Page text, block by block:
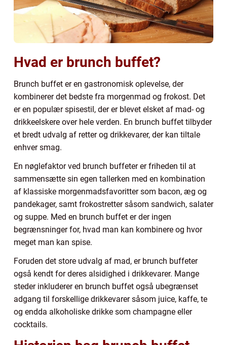
Hvad er brunch buffet?
Brunch buffet er en gastronomisk oplevelse, der
kombinerer det bedste fra morgenmad og frokost. Det
er en populær spisestil, der er blevet elsket af mad- og
drikkeelskere over hele verden. En brunch buffet tilbyder
et bredt udvalg af retter og drikkevarer, der kan tiltale
enhver smag.
En nøglefaktor ved brunch buffeter er friheden til at
sammensætte sin egen tallerken med en kombination
af klassiske morgenmadsfavoritter som bacon, æg og
pandekager, samt frokostretter såsom sandwich, salater
og suppe. Med en brunch buffet er der ingen
begrænsninger for, hvad man kan kombinere og hvor
meget man kan spise.
Foruden det store udvalg af mad, er brunch buffeter
også kendt for deres alsidighed i drikkevarer. Mange
steder inkluderer en brunch buffet også ubegrænset
adgang til forskellige drikkevarer såsom juice, kaffe, te
og endda alkoholiske drikke som champagne eller
cocktails.